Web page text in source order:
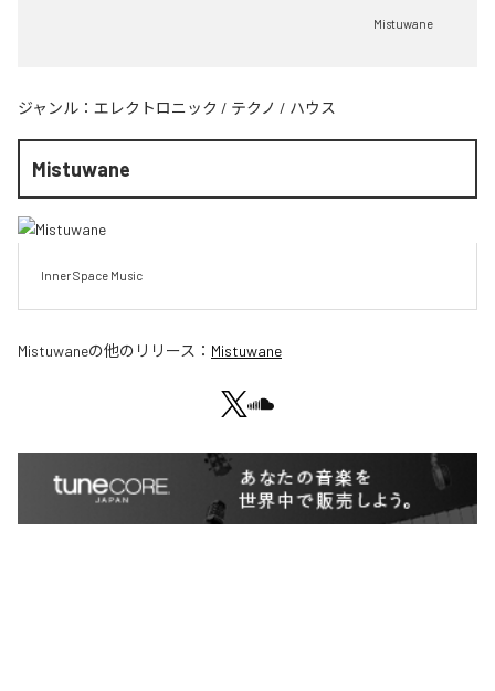
Mistuwane
ジャンル： エレクトロニック / テクノ / ハウス
Mistuwane
Inner Space Music
Mistuwaneの他のリリース： Mistuwane